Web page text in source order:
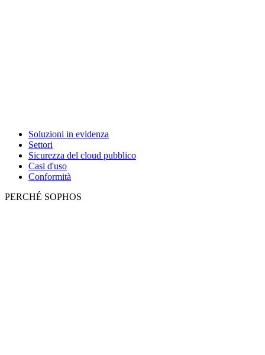
Soluzioni in evidenza
Settori
Sicurezza del cloud pubblico
Casi d'uso
Conformità
PERCHÉ SOPHOS